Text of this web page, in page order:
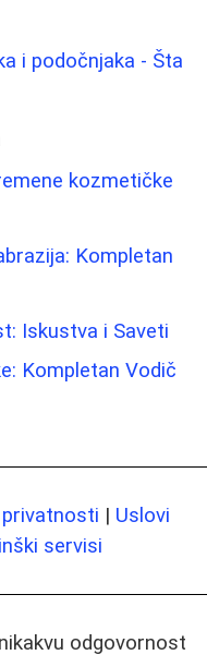
i podočnjaka - Šta
kozmetičke
Kompletan
Iskustva i Saveti
Kompletan Vodič
| Uslovi
servisi
odgovornost